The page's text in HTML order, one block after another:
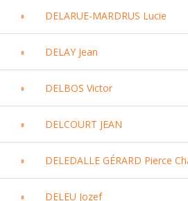
DELARUE-MARDRUS Lucie
DELAY Jean
DELBOS Victor
DELCOURT JEAN
DELEDALLE GÉRARD Pierce
DELEU Jozef